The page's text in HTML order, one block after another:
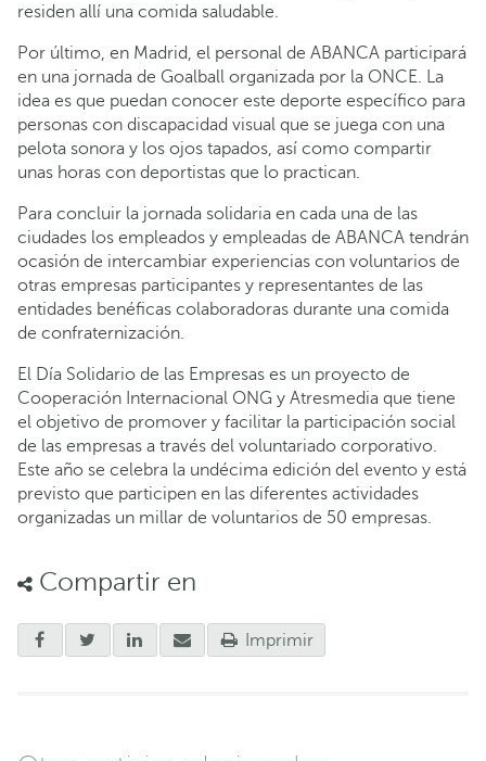
residen allí una comida saludable.
Por último, en Madrid, el personal de ABANCA participará
en una jornada de Goalball organizada por la ONCE. La
idea es que puedan conocer este deporte específico para
personas con discapacidad visual que se juega con una
pelota sonora y los ojos tapados, así como compartir
unas horas con deportistas que lo practican.
Para concluir la jornada solidaria en cada una de las
ciudades los empleados y empleadas de ABANCA tendrán
ocasión de intercambiar experiencias con voluntarios de
otras empresas participantes y representantes de las
entidades benéficas colaboradoras durante una comida
de confraternización.
El Día Solidario de las Empresas es un proyecto de
Cooperación Internacional ONG y Atresmedia que tiene
el objetivo de promover y facilitar la participación social
de las empresas a través del voluntariado corporativo.
Este año se celebra la undécima edición del evento y está
previsto que participen en las diferentes actividades
organizadas un millar de voluntarios de 50 empresas.
Compartir en
Imprimir